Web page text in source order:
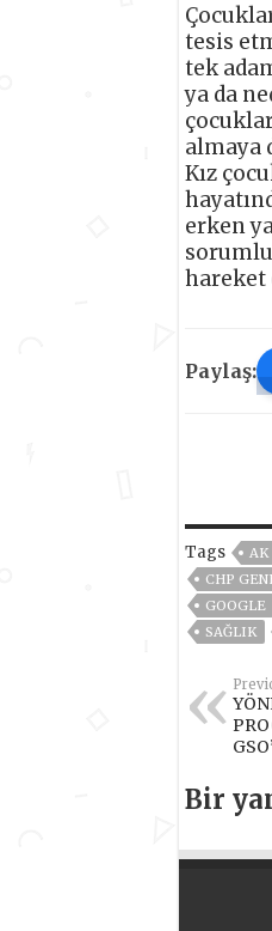
tesis
tek
ya da
almaya
Kız
erken
hareket
Paylaş:
Tags AK
CHP
GOOGLE
SAĞLIK
Bir